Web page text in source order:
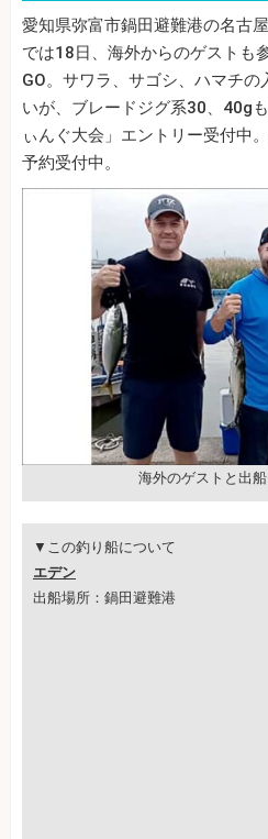
愛知県弥富市鍋田避難港の名古
では18日、海外からのゲストも
GO。サワラ、サゴシ、ハマチ
いが、ブレードジグ系30、40g
ぃんぐ大会」エントリー受付中
予約受付中。
海外のゲストと出船
▼この釣り船について
エデン
出船場所：鍋田避難港